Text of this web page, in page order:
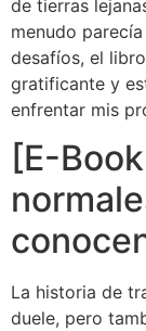
de tierras
menudo
desafíos, el
gratificante y
enfrentar mis
[E-
La historia de
duele, pero